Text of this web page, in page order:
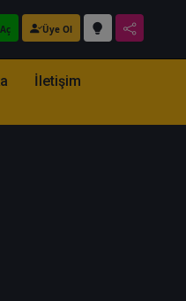
Üye Ol
İletişim